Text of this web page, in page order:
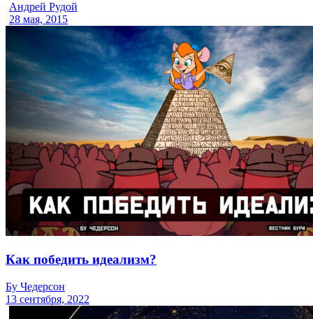
Андрей Рудой
28 мая, 2015
Как победить идеализм?
Бу Чедерсон
13 сентября, 2022